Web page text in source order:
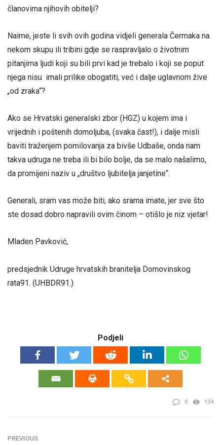
članovima njihovih obitelji?
Naime, jeste li svih ovih godina vidjeli generala Čermaka na
nekom skupu ili tribini gdje se raspravljalo o životnim
pitanjima ljudi koji su bili prvi kad je trebalo i koji se poput
njega nisu imali prilike obogatiti, već i dalje uglavnom žive
„od zraka“?
Ako se Hrvatski generalski zbor (HGZ) u kojem ima i
vrijednih i poštenih domoljuba, (svaka čast!), i dalje misli
baviti traženjem pomilovanja za bivše Udbaše, onda nam
takva udruga ne treba ili bi bilo bolje, da se malo našalimo,
da promijeni naziv u „društvo ljubitelja janjetine“.
Generali, sram vas može biti, ako srama imate, jer sve što
ste dosad dobro napravili ovim činom – otišlo je niz vjetar!
Mladen Pavković,
predsjednik Udruge hrvatskih branitelja Domovinskog
rata91. (UHBDR91.)
Podjeli
0 134
PREVIOUS